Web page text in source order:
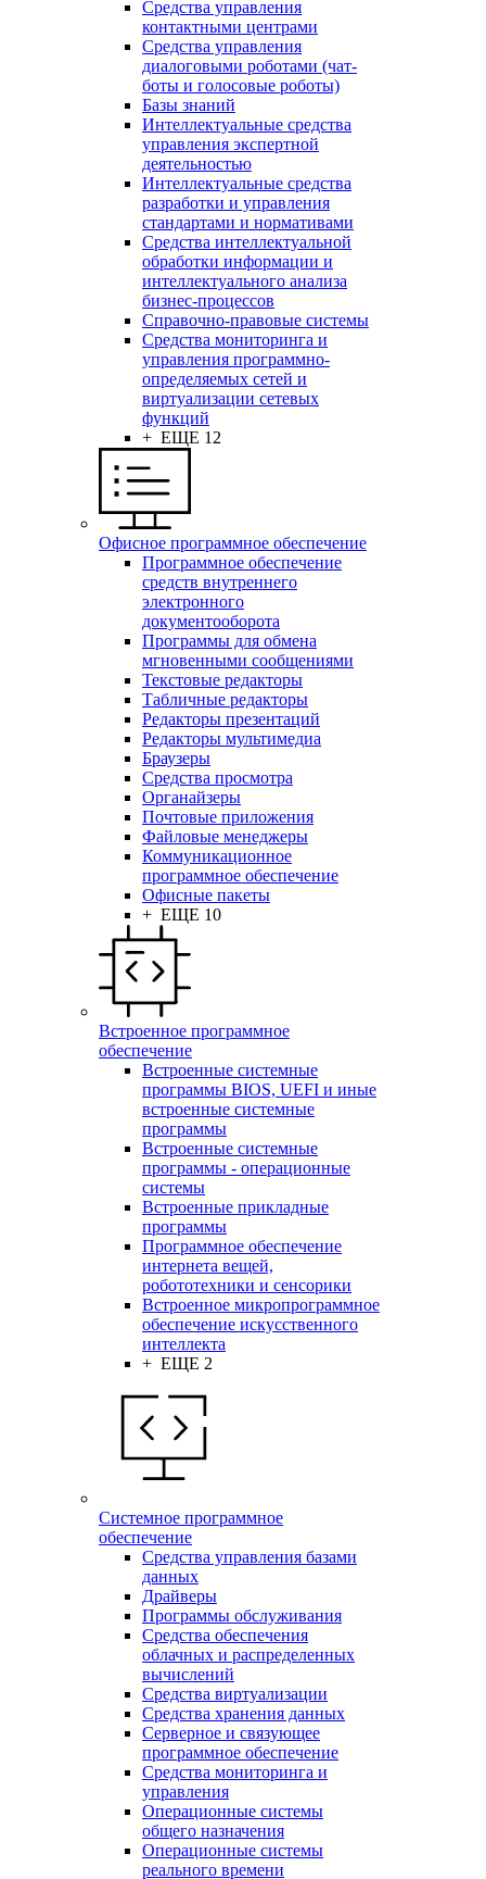
Средства управления
контактными центрами
Средства управления
диалоговыми роботами (чат-
боты и голосовые роботы)
Базы знаний
Интеллектуальные средства
управления экспертной
деятельностью
Интеллектуальные средства
разработки и управления
стандартами и нормативами
Средства интеллектуальной
обработки информации и
интеллектуального анализа
бизнес-процессов
Справочно-правовые системы
Средства мониторинга и
управления программно-
определяемых сетей и
виртуализации сетевых
функций
+ ЕЩЕ 12
Офисное программное обеспечение
Программное обеспечение
средств внутреннего
электронного
документооборота
Программы для обмена
мгновенными сообщениями
Текстовые редакторы
Табличные редакторы
Редакторы презентаций
Редакторы мультимедиа
Браузеры
Средства просмотра
Органайзеры
Почтовые приложения
Файловые менеджеры
Коммуникационное
программное обеспечение
Офисные пакеты
+ ЕЩЕ 10
Встроенное программное
обеспечение
Встроенные системные
программы BIOS, UEFI и иные
встроенные системные
программы
Встроенные системные
программы - операционные
системы
Встроенные прикладные
программы
Программное обеспечение
интернета вещей,
робототехники и сенсорики
Встроенное микропрограммное
обеспечение искусственного
интеллекта
+ ЕЩЕ 2
Системное программное
обеспечение
Средства управления базами
данных
Драйверы
Программы обслуживания
Средства обеспечения
облачных и распределенных
вычислений
Средства виртуализации
Средства хранения данных
Серверное и связующее
программное обеспечение
Средства мониторинга и
управления
Операционные системы
общего назначения
Операционные системы
реального времени